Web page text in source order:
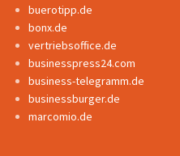
buerotipp.de
bonx.de
vertriebsoffice.de
businesspress24.com
business-telegramm.de
businessburger.de
marcomio.de